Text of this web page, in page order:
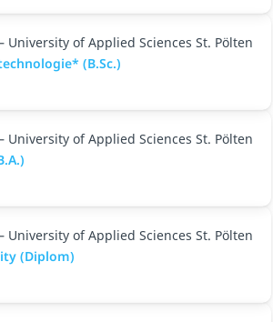
University of Applied Sciences St. Pölten
(B.Sc.)
University of Applied Sciences St. Pölten
University of Applied Sciences St. Pölten
(Diplom)